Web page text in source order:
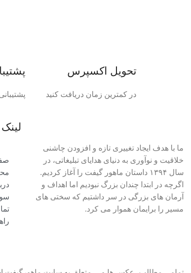
تحویل اکسپرس
در کمترین زمان دریافت کنید
پشتیبانی
ما با هدف ایجاد تغییری تازه و افزودن چاشنی
خلاقیت و نوآوری به دنیای هدایای تبلیغاتی، در
سال ۱۳۹۴ داستان ماهور گیفت را آغاز کردیم.
اگرچه در ابتدا چندان بزرگ نبودیم اما اهداف و
آرمان های بزرگی در سر داشتیم که سختی های
مسیر را برایمان هموار می کرد.